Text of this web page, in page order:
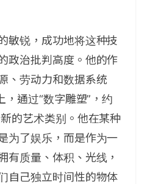
敏锐，成功地将这种技
政治批判高度。他的作
、劳动力和数据系统
，通过“数字雕塑”，约
的艺术类别。他在某种
为了娱乐，而是作为一
有质量、体积、光线，
自己独立时间性的物体